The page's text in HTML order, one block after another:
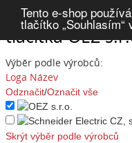
Tento e-shop
tlačítko
Úvod Spínací přístroje
tlačítka OEZ
Výběr podle výrobců:
Loga Název
Odznačit/Označit vše
Skrýt výběr podle výrobců